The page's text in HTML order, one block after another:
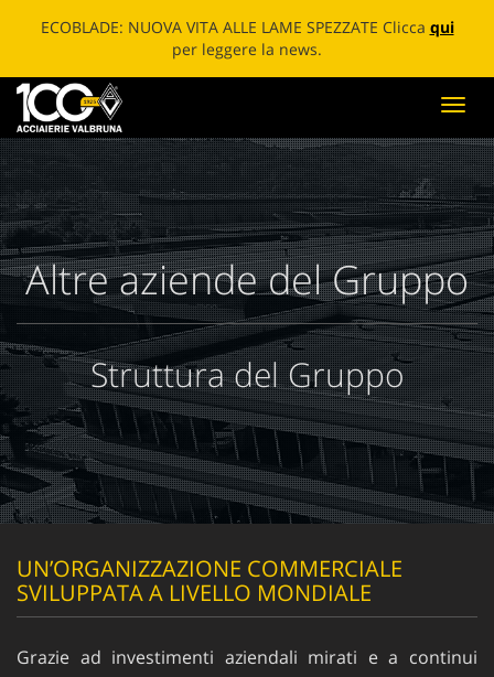
ECOBLADE: NUOVA VITA ALLE LAME SPEZZATE Clicca qui
per leggere la news.
Altre aziende del Gruppo
Struttura del Gruppo
UN’ORGANIZZAZIONE COMMERCIALE
SVILUPPATA A LIVELLO MONDIALE
Grazie ad investimenti aziendali mirati e a continui